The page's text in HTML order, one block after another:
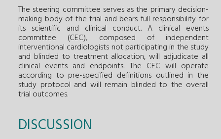
The steering committee serves as the primary decision-
making body of the trial and bears full responsibility for
its scientific and clinical conduct. A clinical events
committee (CEC), composed of independent
interventional cardiologists not participating in the study
and blinded to treatment allocation, will adjudicate all
clinical events and endpoints. The CEC will operate
according to pre-specified definitions outlined in the
study protocol and will remain blinded to the overall
trial outcomes.
DISCUSSION